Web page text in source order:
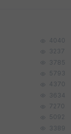
4040
3237
3785
5793
4370
3634
7270
5092
3389